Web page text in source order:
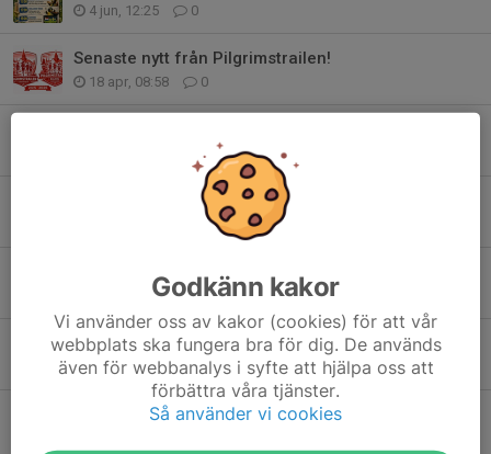
4 jun, 12:25 0
Senaste nytt från Pilgrimstrailen!
18 apr, 08:58 0
0
Medlemsavgifter 2026
2
13 apr, 20:48 0
Rabatt på Intersport
8 apr, 21:15 0
ANMÄLAN ÖPPEN!
Godkänn kakor
Vi använder oss av kakor (cookies) för att vår
webbplats ska fungera bra för dig. De används
även för webbanalys i syfte att hjälpa oss att
förbättra våra tjänster.
Så använder vi cookies